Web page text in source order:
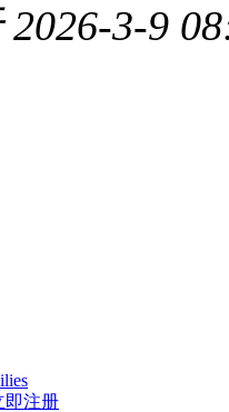
3-9
即注册